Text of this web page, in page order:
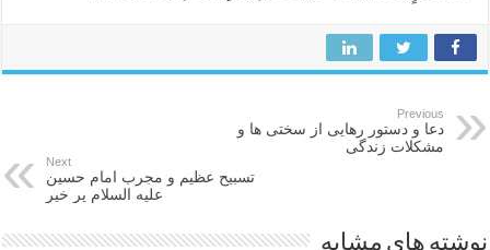
Previous
دعا و دستور رهایی از سختی ها و
مشکلات زندگی
Next
تسبیح عظیم و مجرب امام حسین
علیه السلام پر خیر
نوشته های مشابه